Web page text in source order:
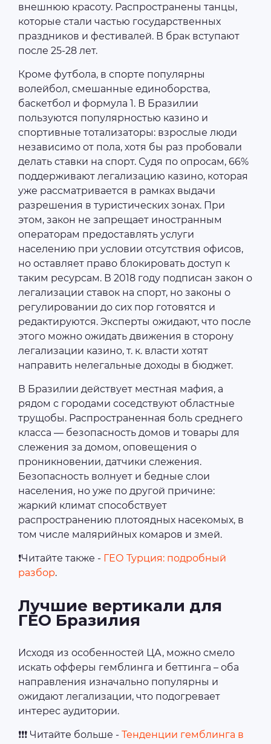
внешнюю красоту. Распространены танцы,
которые стали частью государственных
праздников и фестивалей. В брак вступают
после 25-28 лет.
Кроме футбола, в спорте популярны
волейбол, смешанные единоборства,
баскетбол и формула 1. В Бразилии
пользуются популярностью казино и
спортивные тотализаторы: взрослые люди
независимо от пола, хотя бы раз пробовали
делать ставки на спорт. Судя по опросам, 66%
поддерживают легализацию казино, которая
уже рассматривается в рамках выдачи
разрешения в туристических зонах. При
этом, закон не запрещает иностранным
операторам предоставлять услуги
населению при условии отсутствия офисов,
но оставляет право блокировать доступ к
таким ресурсам. В 2018 году подписан закон о
легализации ставок на спорт, но законы о
регулировании до сих пор готовятся и
редактируются. Эксперты ожидают, что после
этого можно ожидать движения в сторону
легализации казино, т. к. власти хотят
направить нелегальные доходы в бюджет.
В Бразилии действует местная мафия, а
рядом с городами соседствуют областные
трущобы. Распространенная боль среднего
класса — безопасность домов и товары для
слежения за домом, оповещения о
проникновении, датчики слежения.
Безопасность волнует и бедные слои
населения, но уже по другой причине:
жаркий климат способствует
распространению плотоядных насекомых, в
том числе малярийных комаров и змей.
❗Читайте также - ГЕО Турция: подробный
разбор.
Лучшие вертикали для
ГЕО Бразилия
Исходя из особенностей ЦА, можно смело
искать офферы гемблинга и беттинга – оба
направления изначально популярны и
ожидают легализации, что подогревает
интерес аудитории.
❗❗❗ Читайте больше - Тенденции гемблинга в